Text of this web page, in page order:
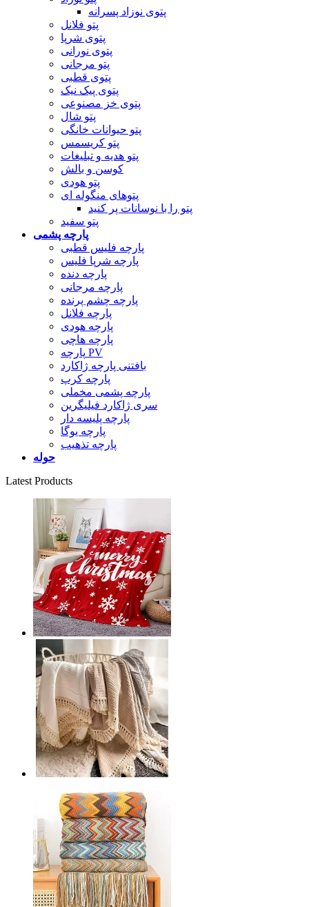
پتوی نوزاد پسرانه
پتو فلانل
پتوی شرپا
پتوی نورانی
پتو مرجانی
پتوی قطبی
پتوی پیک نیک
پتوی خز مصنوعی
پتو شال
پتو حیوانات خانگی
پتو کریسمس
پتو هدیه و تبلیغات
کوسن و بالش
پتو هودی
پتوهای منگوله ای
پتو را با نوسانات پر کنید
پتو سفید
پارچه پشمی
پارچه فلیس قطبی
پارچه شرپا فلیس
پارچه دنده
پارچه مرجانی
پارچه چشم پرنده
پارچه فلانل
پارچه هودی
پارچه هاچی
پارچه PV
بافتنی پارچه ژاکارد
پارچه کرپ
پارچه پشمی مخملی
سری ژاکارد فیلیگرین
پارچه پلیسه دار
پارچه یوگا
پارچه تذهیب
حوله
Latest Products